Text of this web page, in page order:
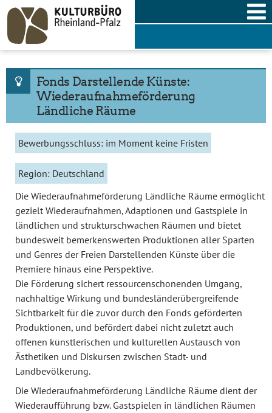
Skip
content
Fonds Darstellende Künste:
Wiederaufnahmeförderung
Ländliche Räume
Bewerbungsschluss: im Moment keine Fristen
Region: Deutschland
Die Wiederaufnahmeförderung Ländliche Räume ermöglicht
gezielt Wiederaufnahmen, Adaptionen und Gastspiele in
ländlichen und strukturschwachen Räumen und bietet
bundesweit bemerkenswerten Produktionen aller Sparten
und Genres der Freien Darstellenden Künste über die
Premiere hinaus eine Perspektive.
Die Förderung sichert ressourcenschonenden Umgang,
nachhaltige Wirkung und bundesländerübergreifende
Sichtbarkeit für die zuvor durch den Fonds geförderten
Produktionen, und befördert dabei nicht zuletzt auch
offenen künstlerischen und kulturellen Austausch von
Ästhetiken und Diskursen zwischen Stadt- und
Landbevölkerung.
Die Wiederaufnahmeförderung Ländliche Räume dient der
Wiederaufführung bzw. Gastspielen in ländlichen Räumen